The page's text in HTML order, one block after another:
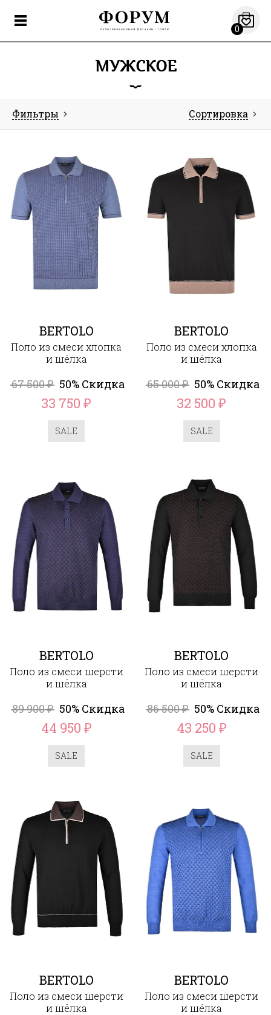
0
МУЖСКОЕ
Фильтры Сортировка
BERTOLO
Поло из смеси хлопка
и шёлка
67 500₽ 50% Скидка
33 750₽
SALE
BERTOLO
Поло из смеси хлопка
и шёлка
65 000₽ 50% Скидка
32 500₽
SALE
BERTOLO
Поло из смеси шерсти
и шёлка
89 900₽ 50% Скидка
44 950 ₽
SALE
BERTOLO
Поло из смеси шерсти
и шёлка
86 500₽ 50% Скидка
43 250 ₽
SALE
BERTOLO
Поло из смеси шерсти
и шёлка
BERTOLO
Поло из смеси шерсти
и шёлка